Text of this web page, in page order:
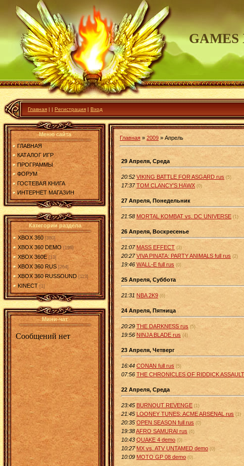
GAMES
Главная | | Регистрация | Вход
Меню сайта
ГЛАВНАЯ
КАТАЛОГ ИГР
ПРОГРАММЫ
ФОРУМ
ГОСТЕВАЯ КНИГА
ИНТЕРНЕТ МАГАЗИН
Категории раздела
XBOX 360 [380]
XBOX 360 DEMO [198]
XBOX 360E [13]
XBOX 360 RUS [264]
XBOX 360 RUSSOUND [113]
KINECT [1]
Мини-чат
Главная » 2009 » Апрель
29 Апреля, Среда
20:52 VIKING BATTLE FOR ASGARD rus (5)
17:37 TOM CLANCY'S HAWX (0)
27 Апреля, Понедельник
21:58 MORTAL KOMBAT vs. DC UNIVERSE (1)
26 Апреля, Воскресенье
21:07 MASS EFFECT (3)
20:27 VIVA PINATA: PARTY ANIMALS full rus (2)
19:46 WALL-E full rus (0)
25 Апреля, Суббота
21:31 NBA 2K9 (6)
24 Апреля, Пятница
20:29 THE DARKNESS rus (5)
19:56 NINJA BLADE rus (4)
23 Апреля, Четверг
16:44 CONAN full rus (5)
07:56 THE CHRONICLES OF RIDDICK
22 Апреля, Среда
23:45 BURNOUT REVENGE (1)
21:45 LOONEY TUNES: ACME ARSENAL rus (1)
20:35 OPEN SEASON full rus (0)
19:38AFRO SAMURAI rus (6)
10:43 QUAKE 4 demo (0)
10:27 MX vs. ATV UNTAMED demo (0)
10:09 MOTO GP 08 demo (0)